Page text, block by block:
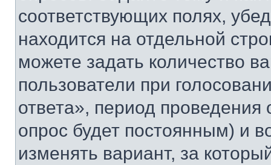
соответствующих полях,
находится на отдельной
можете задать количество
пользователи при
ответа», период проведения
опрос будет постоянным) и
изменять вариант, за